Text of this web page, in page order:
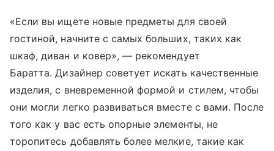
«Если вы ищете новые предметы для своей
гостиной, начните с самых больших, таких как
шкаф, диван и ковер», — рекомендует
Баратта. Дизайнер советует искать качественные
изделия, с вневременной формой и стилем, чтобы
они могли легко развиваться вместе с вами. После
того как у вас есть опорные элементы, не
торопитесь добавлять более мелкие, такие как